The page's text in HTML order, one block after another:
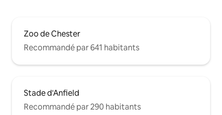
Zoo de Chester
Recommandé par 641 habitants
Stade d'Anfield
Recommandé par 290 habitants